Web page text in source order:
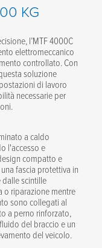
KG
l’MTF 4000C
elettromeccanico
controllato. Con
soluzione
di lavoro
necessarie per
a caldo
l'accesso e
compatto e
fascia protettiva in
scintille
o riparazione mentre
sono collegati al
a perno rinforzato,
del braccio e un
del veicolo.